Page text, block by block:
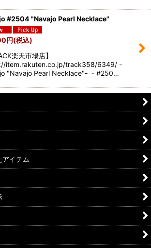
#2504 "Navajo Pearl Necklace"
円(税込)
楽天市場店】
item.rakuten.co.jp/track358/6349/ -
"Navajo Pearl Necklace"- ・#250…
アイテム